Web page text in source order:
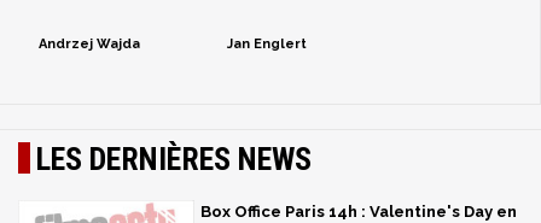
Andrzej Wajda Jan Englert
LES DERNIÈRES NEWS
Box Office Paris 14h : Valentine's Day en